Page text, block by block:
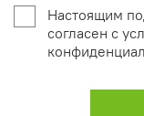
Настоящим
согласен с